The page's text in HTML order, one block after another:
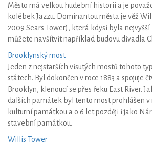
Město má velkou hudební historii a je
kolébek Jazzu. Dominantou města je věž
2009 Sears Tower), která kdysi byla
můžete navšítvit například budovu divadla
Brooklynský most
Jeden z nejstarších visutých mostů tohoto
státech. Byl dokončen v roce 1883 a spojuje
Brooklyn, klenoucí se přes řeku East River.
dalších památek byl tento most prohlášen v
kulturní památkou a o 6 let později i jako
stavební památkou.
Willis Tower